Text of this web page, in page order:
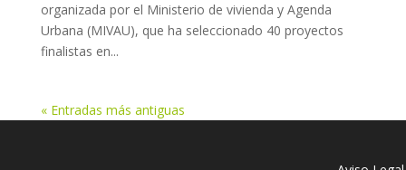
organizada por el Ministerio de vivienda y Agenda
Urbana (MIVAU), que ha seleccionado 40 proyectos
finalistas en...
« Entradas más antiguas